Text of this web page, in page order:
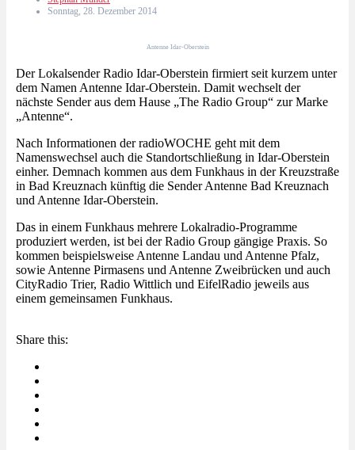
Sonntag, 28. Dezember 2014
Antenne Idar-Oberstein
Der Lokalsender Radio Idar-Oberstein firmiert seit kurzem unter
dem Namen Antenne Idar-Oberstein. Damit wechselt der
nächste Sender aus dem Hause „The Radio Group“ zur Marke
„Antenne“.
Nach Informationen der radioWOCHE geht mit dem
Namenswechsel auch die Standortschließung in Idar-Oberstein
einher. Demnach kommen aus dem Funkhaus in der Kreuzstraße
in Bad Kreuznach künftig die Sender Antenne Bad Kreuznach
und Antenne Idar-Oberstein.
Das in einem Funkhaus mehrere Lokalradio-Programme
produziert werden, ist bei der Radio Group gängige Praxis. So
kommen beispielsweise Antenne Landau und Antenne Pfalz,
sowie Antenne Pirmasens und Antenne Zweibrücken und auch
CityRadio Trier, Radio Wittlich und EifelRadio jeweils aus
einem gemeinsamen Funkhaus.
Share this: